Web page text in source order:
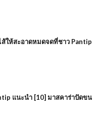
ให้สะอาดหมดจดที่ชาว Pantip
แนะนำ [10] มาสคาร่าปัดขน